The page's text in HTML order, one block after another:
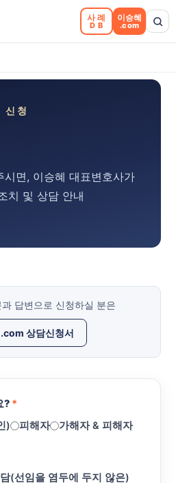
사례
DB
이승혜
.com
신청
시면, 이승혜 대표변호사가
치 및 상담 안내
답변으로 신청하실 분은
상담신청서
? *
)
피해자 가해자 & 피해자
(선임을 염두에 두지 않은)